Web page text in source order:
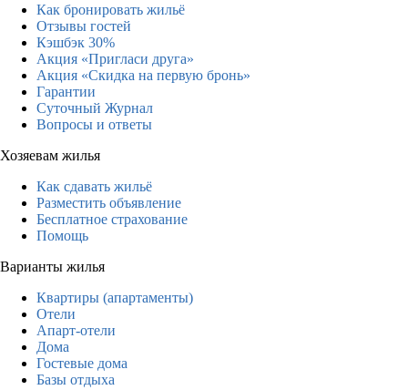
Как бронировать жильё
Отзывы гостей
Кэшбэк 30%
Акция «Пригласи друга»
Акция «Скидка на первую бронь»
Гарантии
Суточный Журнал
Вопросы и ответы
Хозяевам жилья
Как сдавать жильё
Разместить объявление
Бесплатное страхование
Помощь
Варианты жилья
Квартиры (апартаменты)
Отели
Апарт-отели
Дома
Гостевые дома
Базы отдыха